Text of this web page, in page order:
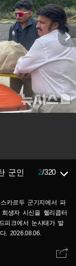
군인
2/320
카르두 군기지에서 파
생자 시신을 헬리콥터
피크에서 눈사태가 발
. 2026.08.06.